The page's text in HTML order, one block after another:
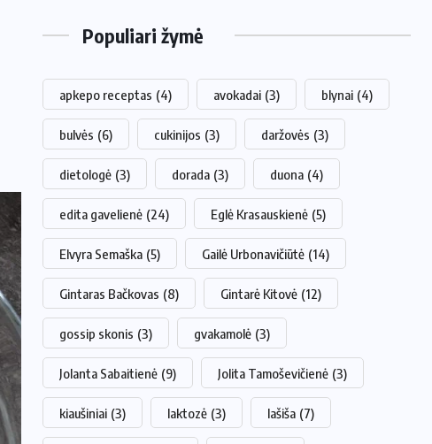
Populiari žymė
apkepo receptas (4) avokadai (3) blynai (4)
bulvės (6) cukinijos (3) daržovės (3)
dietologė (3) dorada (3) duona (4)
edita gavelienė (24) Eglė Krasauskienė (5)
Elvyra Semaška (5) Gailė Urbonavičiūtė (14)
Gintaras Bačkovas (8) Gintarė Kitovė (12)
gossip skonis (3) gvakamolė (3)
Jolanta Sabaitienė (9) Jolita Tamoševičienė (3)
kiaušiniai (3) laktozė (3) lašiša (7)